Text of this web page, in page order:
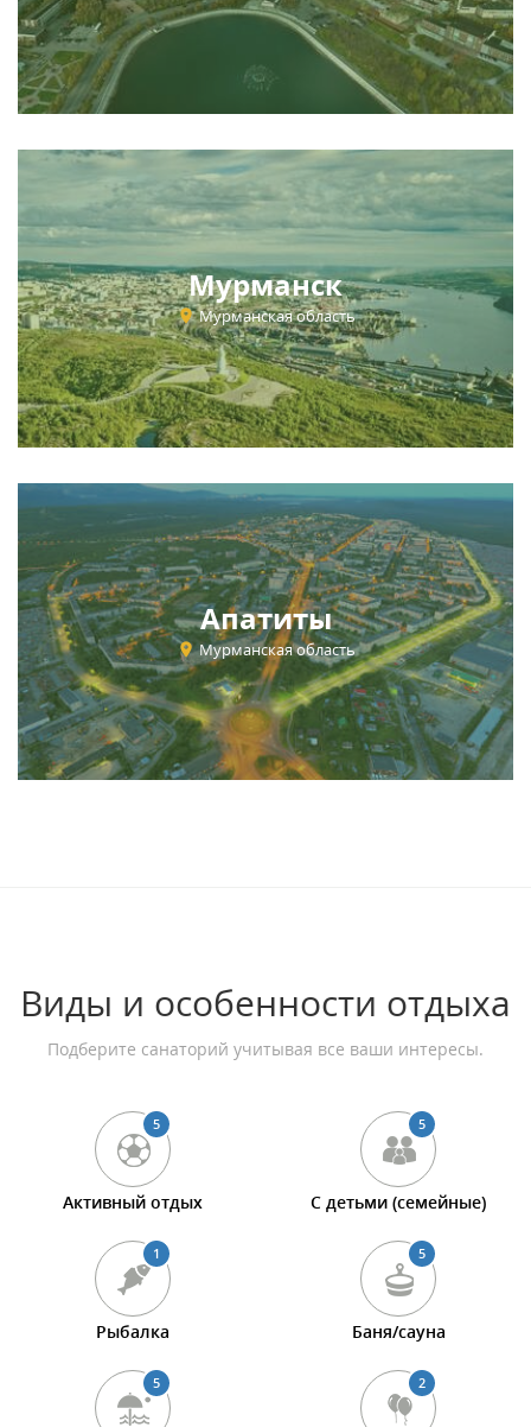
Мурманск
Мурманская область
Апатиты
Мурманская область
Виды и особенности отдыха
Подберите санаторий учитывая все ваши интересы.
5
Активный отдых
5
С детьми (семейные)
1
Рыбалка
5
Баня/сауна
5 2